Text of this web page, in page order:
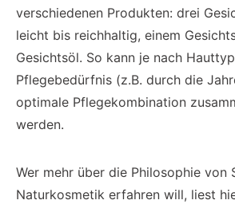
verschiedenen Produkten: drei
leicht bis reichhaltig, einem
Gesichtsöl. So kann je nach
Pflegebedürfnis (z.B. durch die
optimale Pflegekombination
werden.
Wer mehr über die Philosophie von
Naturkosmetik erfahren will, liest